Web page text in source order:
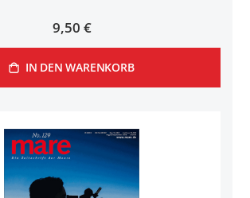
9,50 €
IN DEN WARENKORB